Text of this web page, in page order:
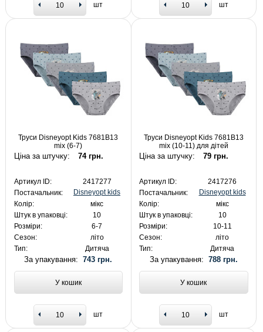
шт шт
Труси Disneyopt Kids 7681B13
mix (6-7)
Ціна за штучку: 74 грн.
Артикул ID:
2417277
Постачальник:
Disneyopt kids
Колір:
мікс
Штук в упаковці:
10
Розміри:
6-7
Сезон:
літо
Тип:
Дитяча
За упакування:743 грн.
У кошик
шт
Труси Disneyopt Kids 7681B13
mix (10-11) для дітей
Ціна за штучку: 79 грн.
Артикул ID:
2417276
Постачальник:
Disneyopt kids
Колір:
мікс
Штук в упаковці:
10
Розміри:
10-11
Сезон:
літо
Тип:
Дитяча
За упакування: 788 грн.
У кошик
шт